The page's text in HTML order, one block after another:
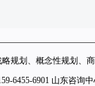
规划、概念性规划、
6455-6901 山东咨询